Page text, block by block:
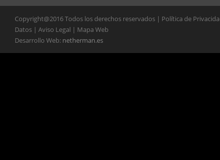
Copyright@2016 Todos los derechos reservados | Política de
Datos | Aviso Legal | Mapa Web
Desarrollo Web: netherman.es